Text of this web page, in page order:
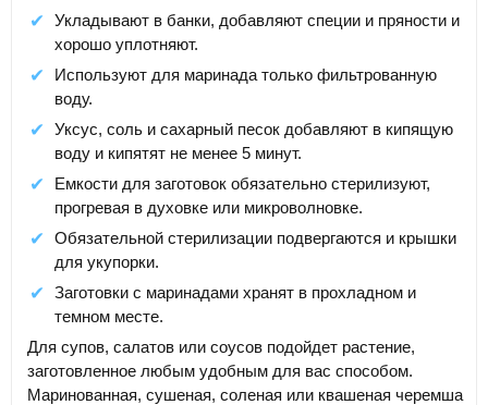
Укладывают в банки, добавляют специи и пряности и
хорошо уплотняют.
Используют для маринада только фильтрованную
воду.
Уксус, соль и сахарный песок добавляют в кипящую
воду и кипятят не менее 5 минут.
Емкости для заготовок обязательно стерилизуют,
прогревая в духовке или микроволновке.
Обязательной стерилизации подвергаются и крышки
для укупорки.
Заготовки с маринадами хранят в прохладном и
темном месте.
Для супов, салатов или соусов подойдет растение,
заготовленное любым удобным для вас способом.
Маринованная, сушеная, соленая или квашеная черемша